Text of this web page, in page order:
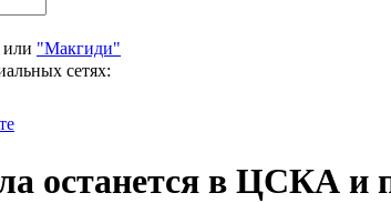
или "Макгиди"
сетях:
останется в ЦСКА и